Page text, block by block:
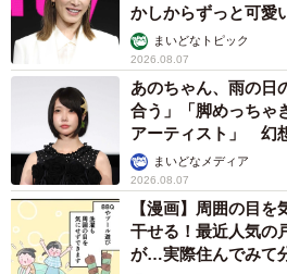
かしからずっと可愛
まいどなトピック
2026.08.07
あのちゃん、雨の日
合う」「脚めっちゃ
アーティスト」 幻
まいどなメディア
2026.08.07
【漫画】周囲の目
干せる！最近人気
が…実際住んでみて